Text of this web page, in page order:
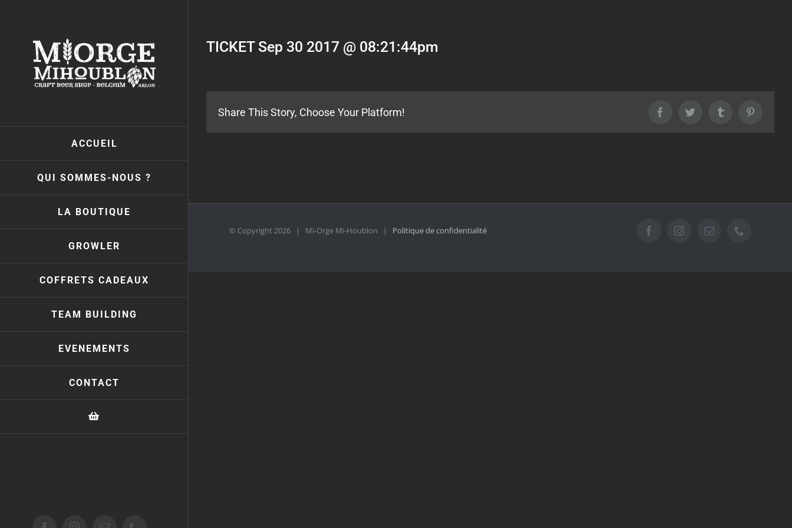
ACCUEIL
QUI SOMMES-NOUS ?
LA BOUTIQUE
GROWLER
COFFRETS CADEAUX
TEAM BUILDING
EVENEMENTS
CONTACT
TICKET Sep 30 2017 @ 08:21:44pm
Share This Story, Choose Your Platform! FacebookTwitter Tumblr
© Copyright2026 | Mi-Orge Mi-Houblon | Politique de confidentialité FacebookInstagramEmail